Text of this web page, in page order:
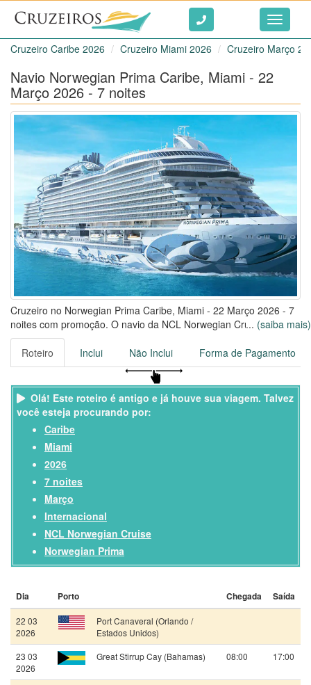
Ir ao conteúdo
Toggle
Cruzeiro Caribe 2026
Cruzeiro Miami 2026 Cruzeiro Março
Navio Norwegian Prima Caribe, Miami - 22
Março 2026 - 7 noites
Cruzeiro no Norwegian Prima Caribe, Miami - 22 Março 2026 - 7
noites com promoção. O navio da NCL Norwegian Cruise,
construído em 2022, comporta até 3950 passageiros, com uma
tripulação de 1388 colaboradores.
Viaje no Norwegian Prima por 7 noites, saindo de Port Canaveral,
em 22/03/2026
... (saiba mais)
Roteiro Inclui Não Inclui Forma de Pagamento
Olá! Este roteiro é antigo e já houve sua viagem. Talvez
você esteja procurando por:
Caribe
Miami
2026
7 noites
Março
Internacional
NCL Norwegian Cruise
Norwegian Prima
Dia Porto Chegada Saída
22 03
2026
Port Canaveral (Orlando /
Estados Unidos)
23 03
2026
Great Stirrup Cay (Bahamas) 08:00 17:00